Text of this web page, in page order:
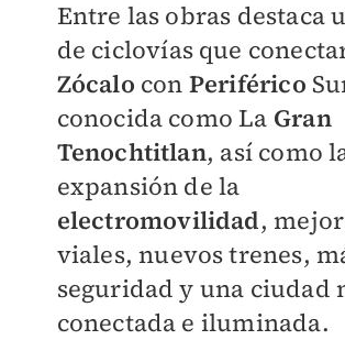
Entre las obras destaca
de ciclovías que
Zócalo con Periférico
conocida como La Gran
Tenochtitlan, así como
expansión de la
electromovilidad,
viales, nuevos trenes,
seguridad y una ciudad
conectada e iluminada.